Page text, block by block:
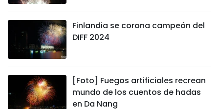
¿QUIÉNES SOMOS?
中文
Finlandia se corona campeón del
DIFF 2024
[Foto] Fuegos artificiales recrean
mundo de los cuentos de hadas
en Da Nang